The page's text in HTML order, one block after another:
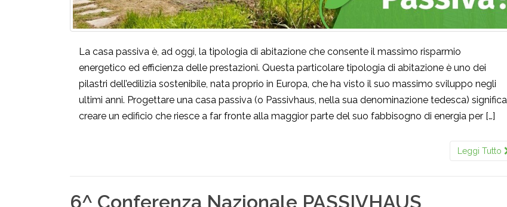
La casa passiva è, ad oggi, la tipologia di abitazione che consente il massimo risparmio
energetico ed efficienza delle prestazioni. Questa particolare tipologia di abitazione è uno dei
pilastri dell’edilizia sostenibile, nata proprio in Europa, che ha visto il suo massimo sviluppo negli
ultimi anni. Progettare una casa passiva (o Passivhaus, nella sua denominazione tedesca) significa
creare un edificio che riesce a far fronte alla maggior parte del suo fabbisogno di energia per […]
Leggi Tutto
6^ Conferenza Nazionale PASSIVHAUS